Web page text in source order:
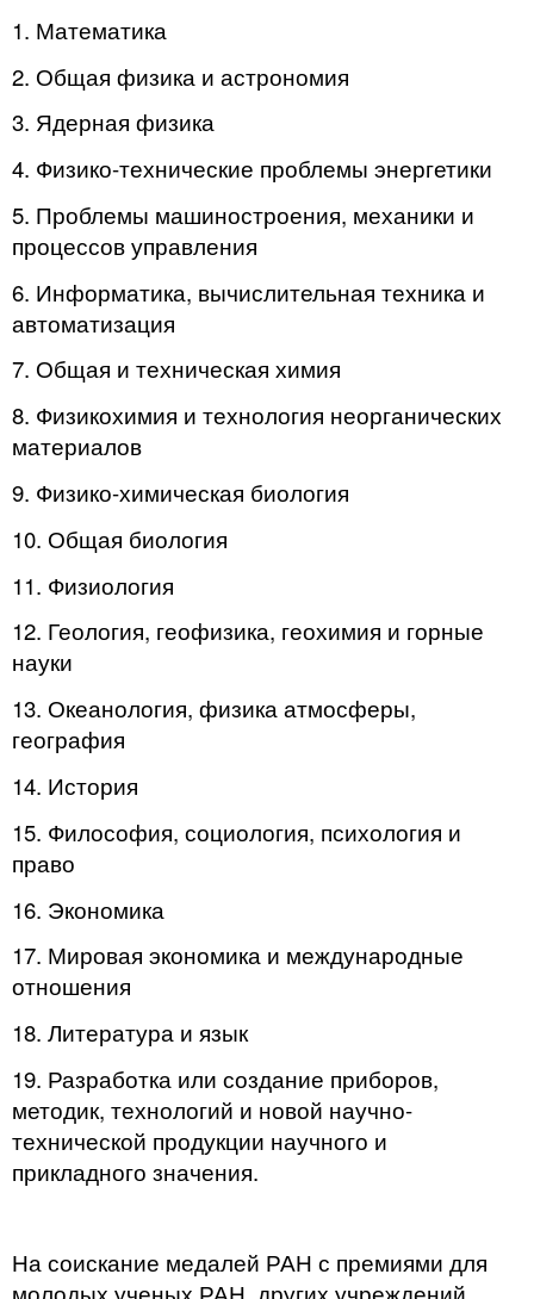
1. Математика
2. Общая физика и астрономия
3. Ядерная физика
4. Физико-технические проблемы энергетики
5. Проблемы машиностроения, механики и
процессов управления
6. Информатика, вычислительная техника и
автоматизация
7. Общая и техническая химия
8. Физикохимия и технология неорганических
материалов
9. Физико-химическая биология
10. Общая биология
11. Физиология
12. Геология, геофизика, геохимия и горные
науки
13. Океанология, физика атмосферы,
география
14. История
15. Философия, социология, психология и
право
16. Экономика
17. Мировая экономика и международные
отношения
18. Литература и язык
19. Разработка или создание приборов,
методик, технологий и новой научно-
технической продукции научного и
прикладного значения.
На соискание медалей РАН с премиями для
молодых ученых РАН, других учреждений,